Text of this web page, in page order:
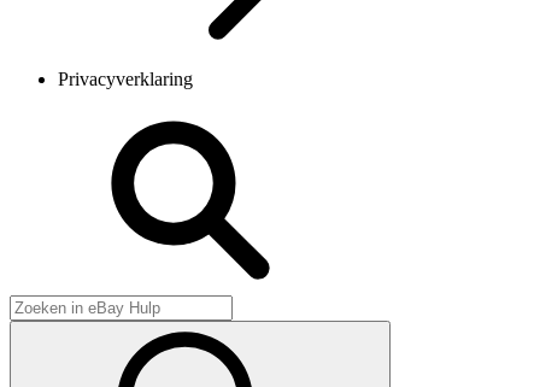
Privacyverklaring